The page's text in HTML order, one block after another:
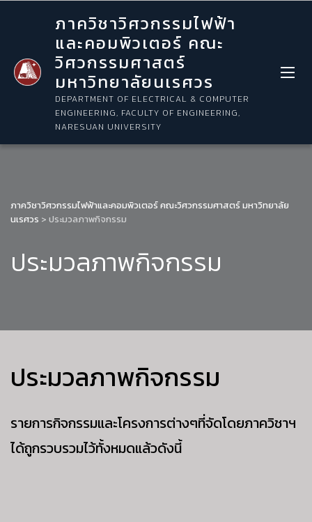
ภาควิชาวิศวกรรมไฟฟ้า
และคอมพิวเตอร์ คณะ
วิศวกรรมศาสตร์
มหาวิทยาลัยนเรศวร
DEPARTMENT OF ELECTRICAL & COMPUTER
ENGINEERING, FACULTY OF ENGINEERING,
NARESUAN UNIVERSITY
ภาควิชาวิศวกรรมไฟฟ้าและคอมพิวเตอร์ คณะวิศวกรรมศาสตร์ มหาวิทยาลัย
นเรศวร > ประมวลภาพกิจกรรม
ประมวลภาพกิจกรรม
ประมวลภาพกิจกรรม
รายการกิจกรรมและโครงการต่างๆที่จัดโดยภาควิชาฯ
ได้ถูกรวบรวมไว้ทั้งหมดแล้วดังนี้